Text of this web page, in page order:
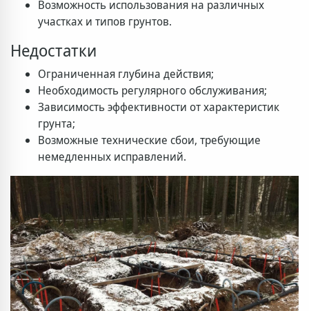
Возможность использования на различных
участках и типов грунтов.
Недостатки
Ограниченная глубина действия;
Необходимость регулярного обслуживания;
Зависимость эффективности от характеристик
грунта;
Возможные технические сбои, требующие
немедленных исправлений.